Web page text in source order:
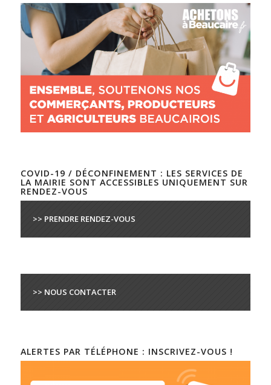
COVID-19 / DÉCONFINEMENT : LES SERVICES DE
LA MAIRIE SONT ACCESSIBLES UNIQUEMENT SUR
RENDEZ-VOUS
>> PRENDRE RENDEZ-VOUS
>> NOUS CONTACTER
ALERTES PAR TÉLÉPHONE : INSCRIVEZ-VOUS !